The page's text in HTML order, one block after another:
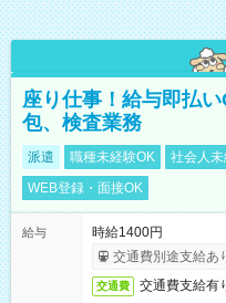
座り仕事！給与即払
包、検査業務
派遣 職種未経験OK 社会人
WEB登録・面接OK
給与
時給1400円
交通費別途支給あ
交通費 交通費支給有